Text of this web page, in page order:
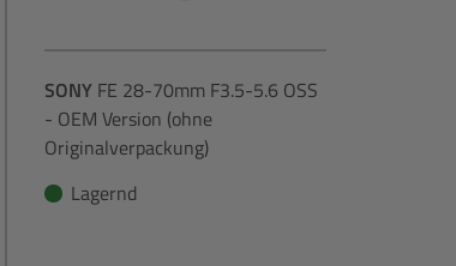
SONYFE 28-70mm F3.5-5.6 OSS
- OEM Version (ohne
Originalverpackung)
Lagernd